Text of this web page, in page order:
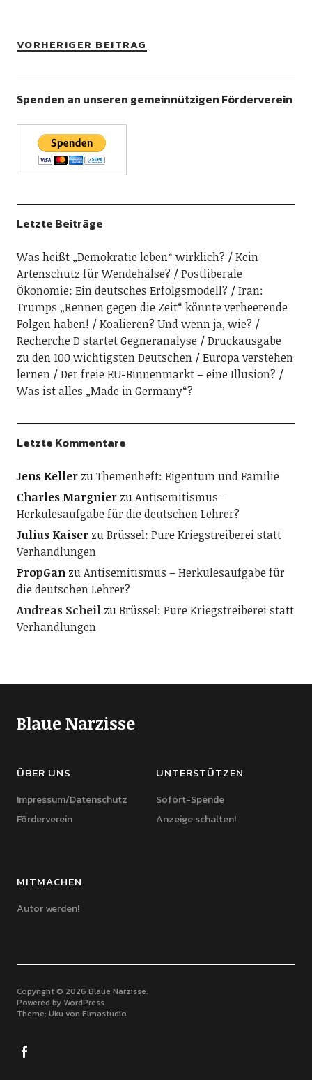
VORHERIGER BEITRAG
Spenden an unseren gemeinnützigen Förderverein
Letzte Beiträge
Was heißt „Demokratie leben“ wirklich?
Kein
Artenschutz für Wendehälse?
Postliberale
Ökonomie: Ein deutsches Erfolgsmodell?
Iran:
Trumps „Rennen gegen die Zeit“ könnte verheerende
Folgen haben!
Koalieren? Und wenn ja, wie?
Recherche D startet Gegneranalyse
Druckausgabe
zu den 100 wichtigsten Deutschen
Europa verstehen
lernen
Der freie EU-Binnenmarkt – eine Illusion?
Was ist alles „Made in Germany“?
Letzte Kommentare
Jens KellerzuThemenheft: Eigentum und Familie
Charles MargnierzuAntisemitismus –
Herkulesaufgabe für die deutschen Lehrer?
Julius KaiserzuBrüssel: Pure Kriegstreiberei statt
Verhandlungen
PropGanzuAntisemitismus – Herkulesaufgabe für
die deutschen Lehrer?
Andreas ScheilzuBrüssel: Pure Kriegstreiberei statt
Verhandlungen
Blaue Narzisse
ÜBER UNS
Impressum/Datenschutz
Förderverein
UNTERSTÜTZEN
Sofort-Spende
Anzeige schalten!
MITMACHEN
Autor werden!
Copyright © 2026 Blaue Narzisse
Powered by WordPress
Theme: Uku von Elmastudio